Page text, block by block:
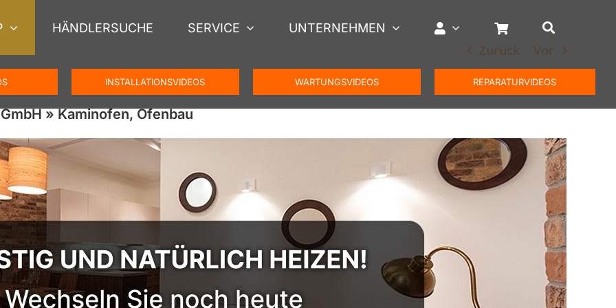
HÄNDLERSUCHE SERVICE UNTERNEHMEN
INSTALLATIONSVIDEOS WARTUNGSVIDEOS REPARATURVIDEOS
Zurück Vor
» Kaminofen, Ofenbau